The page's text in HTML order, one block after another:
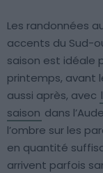
Les randonnées
accents du Sud-
saison est idéale
printemps, avant
aussi après, avec
saison dans
l’ombre sur les
en quantité
arrivent parfois